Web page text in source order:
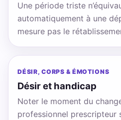
Une période triste
automatiquement à une
mesure pas le
DÉSIR, CORPS & ÉMOTIONS
Désir et handicap
Noter le moment du
professionnel prescripteur